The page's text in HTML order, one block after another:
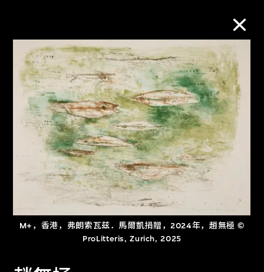
M+，香港，弗朗索瓦兹．馬爾凱捐贈，2024年，趙無極 ©
ProLitteris, Zurich, 2025
M+藏品
进一步筛选 搜索
关于M+藏品
探索世界顶级的二十及二十一世纪视觉
文化藏品。